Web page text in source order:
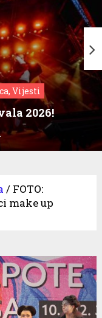
Vijesti
2026!
/ FOTO:
make up